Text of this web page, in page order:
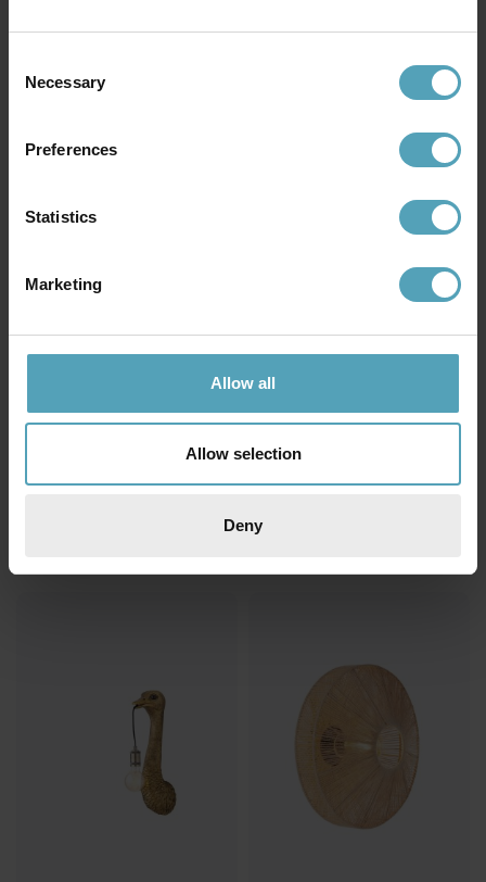
Selection
Necessary
Preferences
Statistics
Marketing
Allow all
Allow selection
Deny
LIGHT & LIVING
1 469 kr